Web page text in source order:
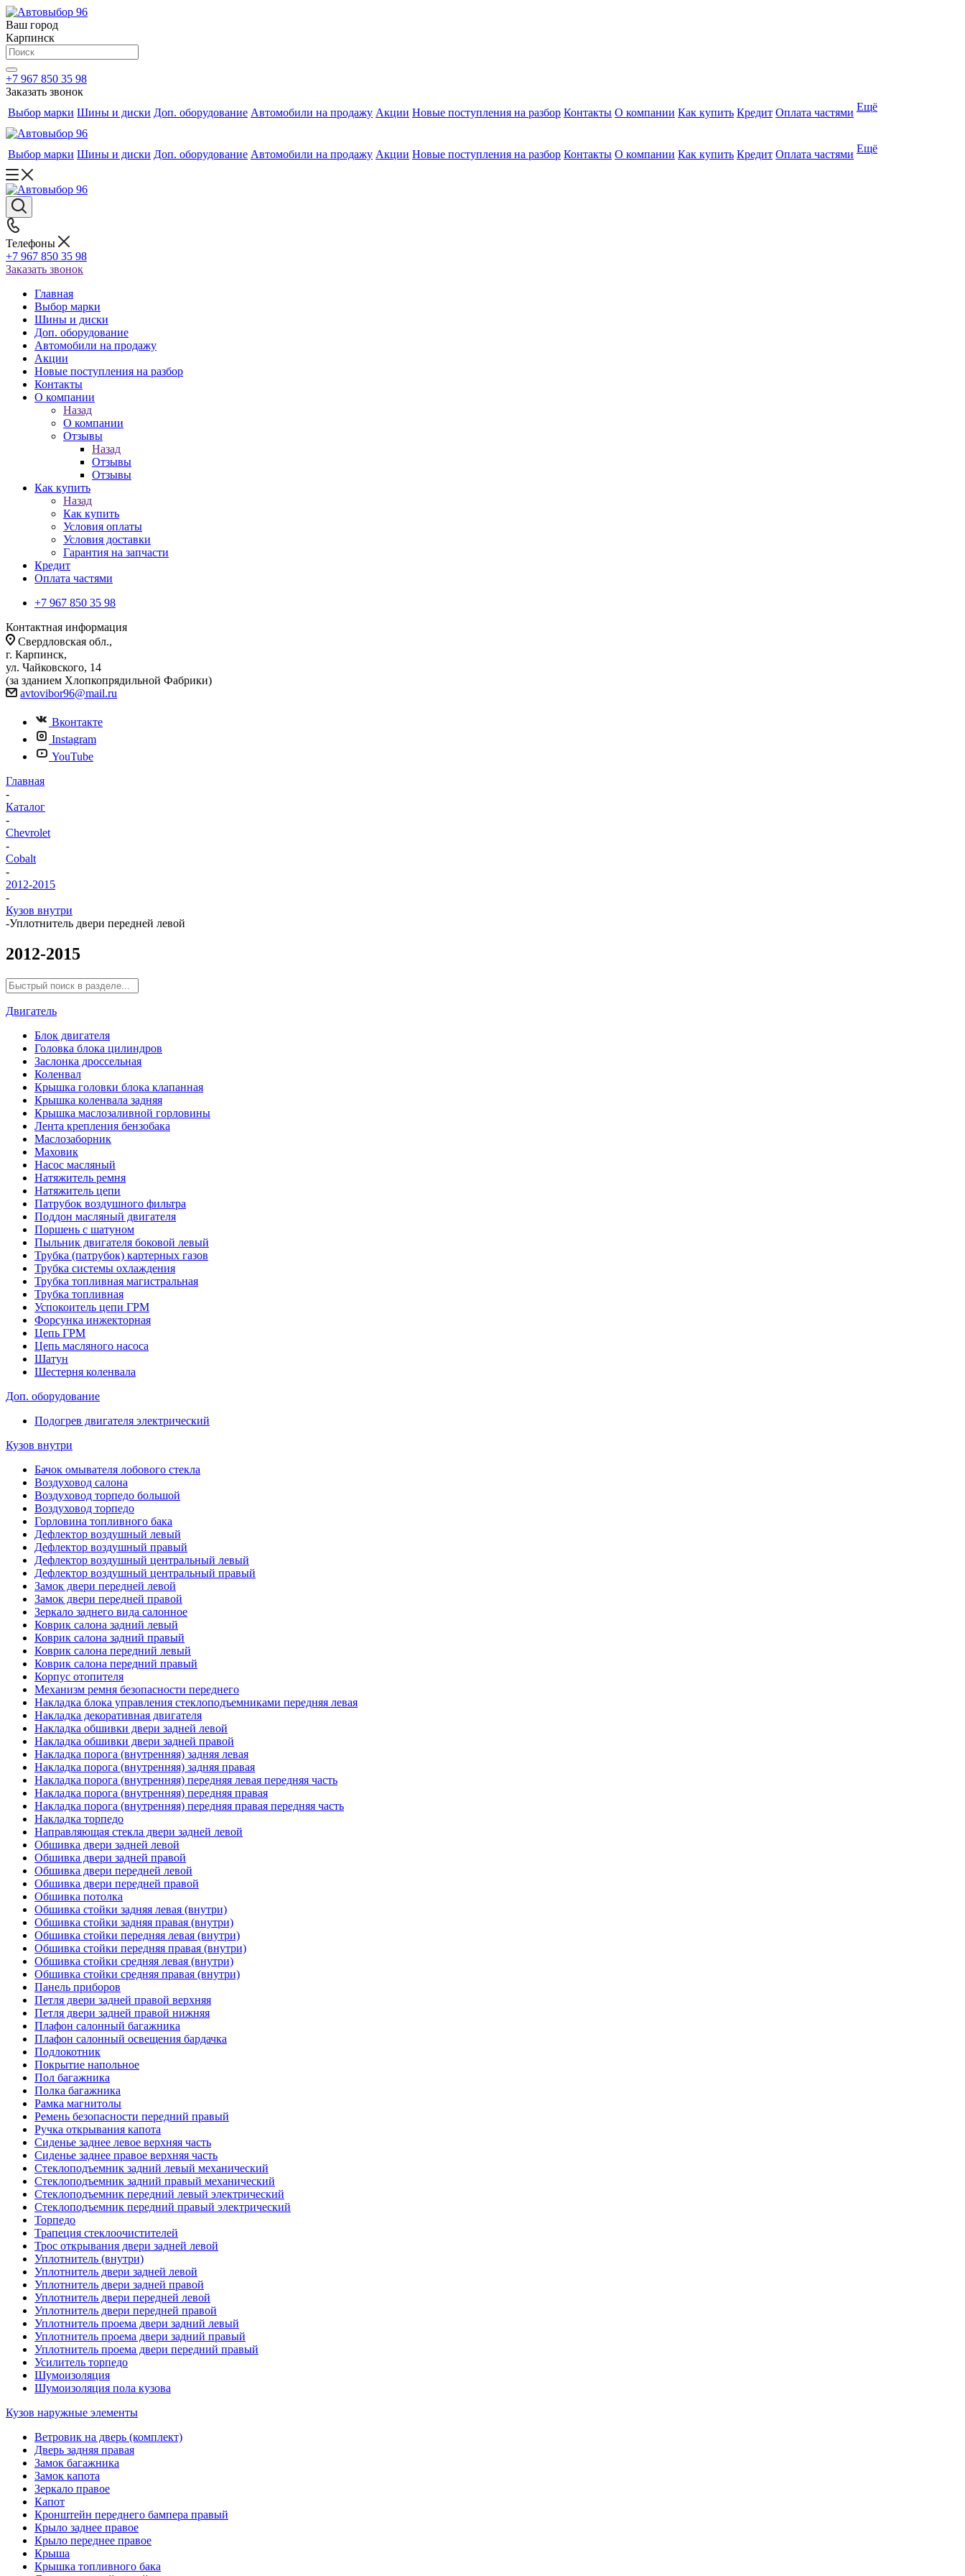
Ваш город
Карпинск
+7 967 850 35 98
Заказать звонок
Выбор марки Шины и диски Доп. оборудование Автомобили на продажу Акции Новые поступления на разбор Контакты О компании Как купить Кредит Оплата частями Ещё
Выбор марки Шины и диски Доп. оборудование Автомобили на продажу Акции Новые поступления на разбор Контакты О компании Как купить Кредит Оплата частями Ещё
Телефоны
+7 967 850 35 98
Заказать звонок
Главная
Выбор марки
Шины и диски
Доп. оборудование
Автомобили на продажу
Акции
Новые поступления на разбор
Контакты
О компании
Назад
О компании
Отзывы
Назад
Отзывы
Отзывы
Как купить
Назад
Как купить
Условия оплаты
Условия доставки
Гарантия на запчасти
Кредит
Оплата частями
+7 967 850 35 98
Контактная информация
Свердловская обл.,
г. Карпинск,
ул. Чайковского, 14
(за зданием Хлопкопрядильной Фабрики)
avtovibor96@mail.ru
Вконтакте
Instagram
YouTube
Главная
-
Каталог
-
Chevrolet
-
Cobalt
-
2012-2015
-
Кузов внутри
-Уплотнитель двери передней левой
2012-2015
Двигатель
Блок двигателя
Головка блока цилиндров
Заслонка дроссельная
Коленвал
Крышка головки блока клапанная
Крышка коленвала задняя
Крышка маслозаливной горловины
Лента крепления бензобака
Маслозаборник
Маховик
Насос масляный
Натяжитель ремня
Натяжитель цепи
Патрубок воздушного фильтра
Поддон масляный двигателя
Поршень с шатуном
Пыльник двигателя боковой левый
Трубка (патрубок) картерных газов
Трубка системы охлаждения
Трубка топливная магистральная
Трубка топливная
Успокоитель цепи ГРМ
Форсунка инжекторная
Цепь ГРМ
Цепь масляного насоса
Шатун
Шестерня коленвала
Доп. оборудование
Подогрев двигателя электрический
Кузов внутри
Бачок омывателя лобового стекла
Воздуховод салона
Воздуховод торпедо большой
Воздуховод торпедо
Горловина топливного бака
Дефлектор воздушный левый
Дефлектор воздушный правый
Дефлектор воздушный центральный левый
Дефлектор воздушный центральный правый
Замок двери передней левой
Замок двери передней правой
Зеркало заднего вида салонное
Коврик салона задний левый
Коврик салона задний правый
Коврик салона передний левый
Коврик салона передний правый
Корпус отопителя
Механизм ремня безопасности переднего
Накладка блока управления стеклоподъемниками передняя левая
Накладка декоративная двигателя
Накладка обшивки двери задней левой
Накладка обшивки двери задней правой
Накладка порога (внутренняя) задняя левая
Накладка порога (внутренняя) задняя правая
Накладка порога (внутренняя) передняя левая передняя часть
Накладка порога (внутренняя) передняя правая
Накладка порога (внутренняя) передняя правая передняя часть
Накладка торпедо
Направляющая стекла двери задней левой
Обшивка двери задней левой
Обшивка двери задней правой
Обшивка двери передней левой
Обшивка двери передней правой
Обшивка потолка
Обшивка стойки задняя левая (внутри)
Обшивка стойки задняя правая (внутри)
Обшивка стойки передняя левая (внутри)
Обшивка стойки передняя правая (внутри)
Обшивка стойки средняя левая (внутри)
Обшивка стойки средняя правая (внутри)
Панель приборов
Петля двери задней правой верхняя
Петля двери задней правой нижняя
Плафон салонный багажника
Плафон салонный освещения бардачка
Подлокотник
Покрытие напольное
Пол багажника
Полка багажника
Рамка магнитолы
Ремень безопасности передний правый
Ручка открывания капота
Сиденье заднее левое верхняя часть
Сиденье заднее правое верхняя часть
Стеклоподъемник задний левый механический
Стеклоподъемник задний правый механический
Стеклоподъемник передний левый электрический
Стеклоподъемник передний правый электрический
Торпедо
Трапеция стеклоочистителей
Трос открывания двери задней левой
Уплотнитель (внутри)
Уплотнитель двери задней левой
Уплотнитель двери задней правой
Уплотнитель двери передней левой
Уплотнитель двери передней правой
Уплотнитель проема двери задний левый
Уплотнитель проема двери задний правый
Уплотнитель проема двери передний правый
Усилитель торпедо
Шумоизоляция
Шумоизоляция пола кузова
Кузов наружные элементы
Ветровик на дверь (комплект)
Дверь задняя правая
Замок багажника
Замок капота
Зеркало правое
Капот
Кронштейн переднего бампера правый
Крыло заднее правое
Крыло переднее правое
Крыша
Крышка топливного бака